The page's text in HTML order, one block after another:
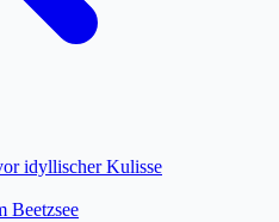
idyllischer Kulisse
Beetzsee